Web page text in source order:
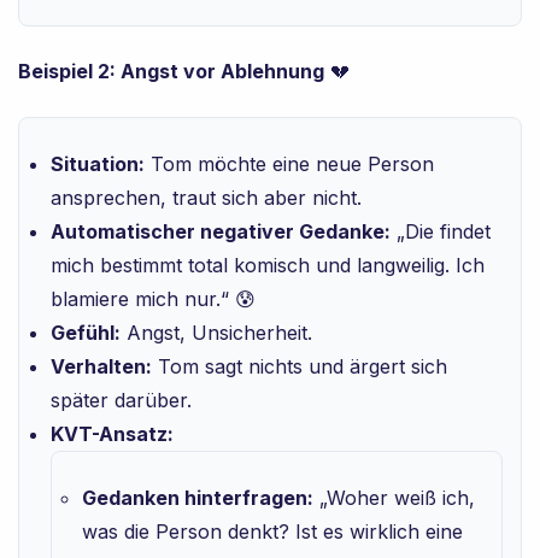
Beispiel 2: Angst vor Ablehnung 💔
Situation: Tom möchte eine neue Person
ansprechen, traut sich aber nicht.
Automatischer negativer Gedanke: „Die findet
mich bestimmt total komisch und langweilig. Ich
blamiere mich nur.“ 😰
Gefühl: Angst, Unsicherheit.
Verhalten: Tom sagt nichts und ärgert sich
später darüber.
KVT-Ansatz:
Gedanken hinterfragen: „Woher weiß ich,
was die Person denkt? Ist es wirklich eine